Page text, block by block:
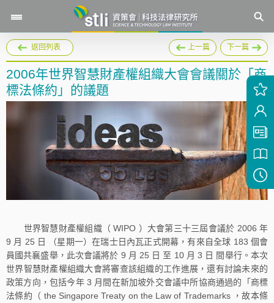
返回列表 上一篇 下一篇
2006年世界智慧財產權組織大會會議關於「商
標法條約」的議題
世界智慧財產權組織（ WIPO ）大會第三十三屆會議於 2006 年
9 月 25 日 （星期一）在瑞士日內瓦正式開幕，有來自全球 183 個會
員國共襄盛舉，此次會議將於 9 月 25 日 至 10 月 3 日 間舉行。本次
世界智慧財產權組織大會將審查該組織的工作進展，還有討論未來的
政策方向，包括今年 3 月間在新加坡外交會議中所協商通過的「商標
法條約（ the Singapore Treaty on the Law of Trademarks ，故本條